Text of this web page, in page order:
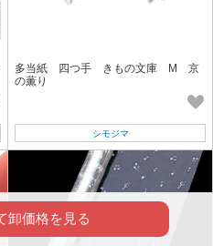
多当紙 四つ手 きもの文庫 M 京
の薫り
シモジマ
卸価格を見る